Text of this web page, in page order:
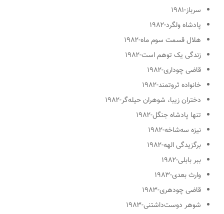
سرباز-۱۹۸۱
پادشاه ولگرد-۱۹۸۲
هلال قسمت سوم ماه-۱۹۸۲
زندگی یک توهم است-۱۹۸۲
قاضی چوداری-۱۹۸۲
خانواده ثروتمند-۱۹۸۲
دختران زیبا، شوهران حیله‌گر-۱۹۸۲
تنها پادشاه جنگل-۱۹۸۲
نیزه سه‌شاخه-۱۹۸۲
برگزیدگی الهه-۱۹۸۲
ببر بابلی-۱۹۸۲
وارث بعدی-۱۹۸۳
قاضی چودهری-۱۹۸۳
شوهر دوست‌داشتنی-۱۹۸۳